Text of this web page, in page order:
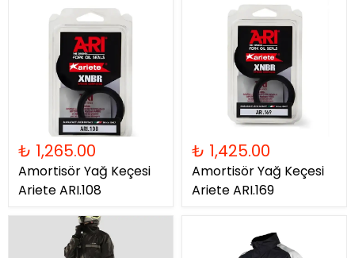
₺ 1,265.00
Amortisör Yağ Keçesi
Ariete ARI.108
₺ 1,425.00
Amortisör Yağ Keçesi
Ariete ARI.169